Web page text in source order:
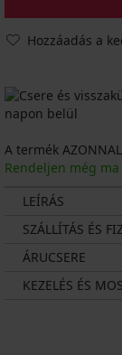
Hozzáadás a
napon belül
A termék
Rendeljen még
LEÍRÁS
SZÁLLÍTÁS ÉS
ÁRUCSERE
KEZELÉS ÉS